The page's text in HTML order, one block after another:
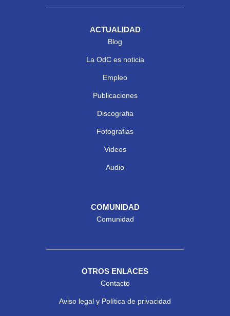
ACTUALIDAD
Blog
La OdC es noticia
Empleo
Publicaciones
Discografia
Fotografias
Videos
Audio
COMUNIDAD
Comunidad
OTROS ENLACES
Contacto
Aviso legal y Política de privacidad